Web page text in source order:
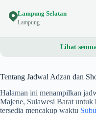
Lampung Selatan
Lampung
Lihat
Tentang Jadwal Adzan dan
Halaman ini menampilkan
Majene, Sulawesi Barat
tersedia mencakup waktu